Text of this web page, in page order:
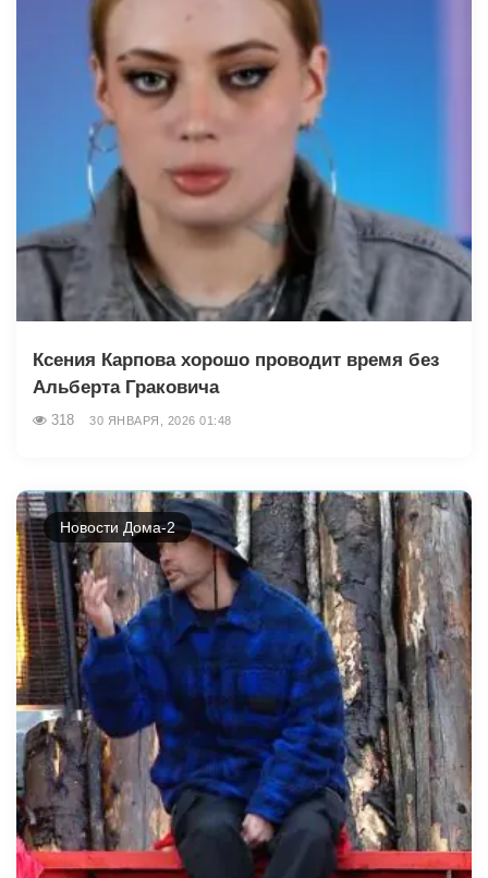
Ксения Карпова хорошо проводит время без
Альберта Граковича
318 30 ЯНВАРЯ, 2026 01:48
Новости Дома-2